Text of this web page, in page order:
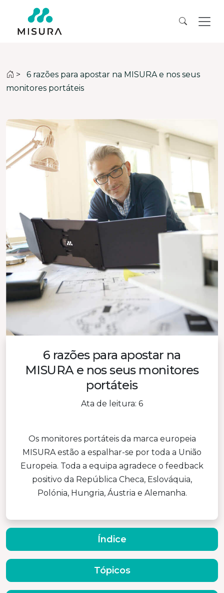
>
6 razões para apostar na MISURA e nos seus
monitores portáteis
6 razões para apostar na
MISURA e nos seus monitores
portáteis
Ata de leitura: 6
Os monitores portáteis da marca europeia
MISURA estão a espalhar-se por toda a União
Europeia. Toda a equipa agradece o feedback
positivo da República Checa, Eslováquia,
Polónia, Hungria, Áustria e Alemanha.
Índice
Tópicos